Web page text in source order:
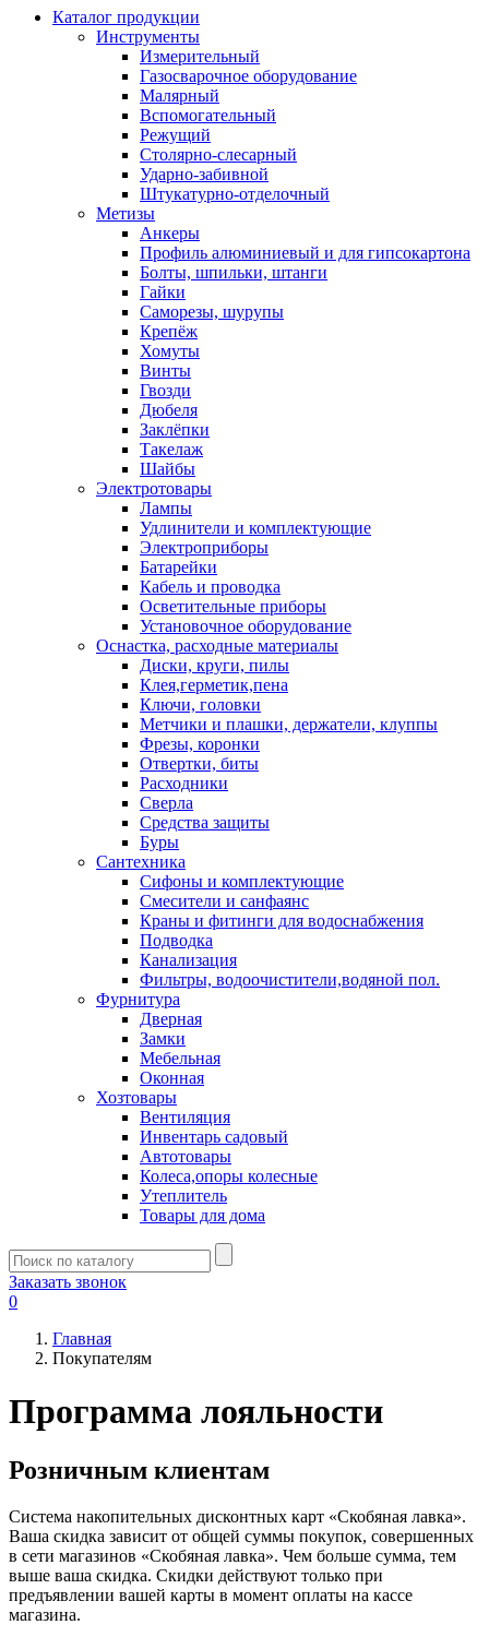
Каталог продукции
Инструменты
Измерительный
Газосварочное оборудование
Малярный
Вспомогательный
Режущий
Столярно-слесарный
Ударно-забивной
Штукатурно-отделочный
Метизы
Анкеры
Профиль алюминиевый и для гипсокартона
Болты, шпильки, штанги
Гайки
Саморезы, шурупы
Крепёж
Хомуты
Винты
Гвозди
Дюбеля
Заклёпки
Такелаж
Шайбы
Электротовары
Лампы
Удлинители и комплектующие
Электроприборы
Батарейки
Кабель и проводка
Осветительные приборы
Установочное оборудование
Оснастка, расходные материалы
Диски, круги, пилы
Клея,герметик,пена
Ключи, головки
Метчики и плашки, держатели, клуппы
Фрезы, коронки
Отвертки, биты
Расходники
Сверла
Средства защиты
Буры
Сантехника
Сифоны и комплектующие
Смесители и санфаянс
Краны и фитинги для водоснабжения
Подводка
Канализация
Фильтры, водоочистители,водяной пол.
Фурнитура
Дверная
Замки
Мебельная
Оконная
Хозтовары
Вентиляция
Инвентарь садовый
Автотовары
Колеса,опоры колесные
Утеплитель
Товары для дома
Заказать звонок
0
Главная
Покупателям
Программа лояльности
Розничным клиентам
Система накопительных дисконтных карт «Скобяная лавка».
Ваша скидка зависит от общей суммы покупок, совершенных
в сети магазинов «Скобяная лавка». Чем больше сумма, тем
выше ваша скидка. Скидки действуют только при
предъявлении вашей карты в момент оплаты на кассе
магазина.